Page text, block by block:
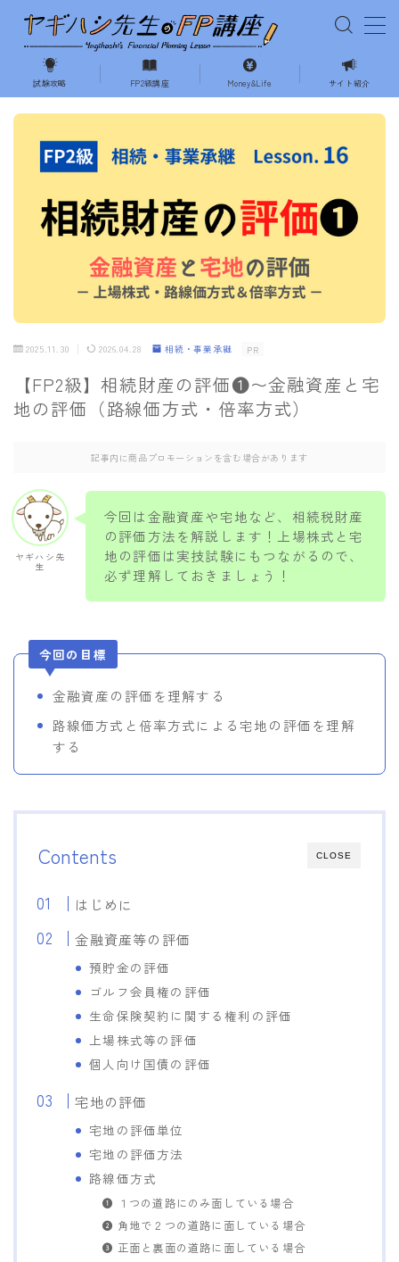
MENU
試験の攻略
相続・事業承継
ライフプランニング
Money&Life
試験攻略 FP2級講座 Money&Life サイト紹介
2025.11.30 2026.04.28 相続・事業承継 PR
【FP2級】相続財産の評価❶〜金融資産と宅
地の評価（路線価方式・倍率方式）
記事内に商品プロモーションを含む場合があります
ヤギハシ先
生
今回は金融資産や宅地など、相続税財産
の評価方法を解説します！上場株式と宅
地の評価は実技試験にもつながるので、
必ず理解しておきましょう！
今回の目標
金融資産の評価を理解する
路線価方式と倍率方式による宅地の評価を理解
する
CLOSE
Contents
はじめに
金融資産等の評価
預貯金の評価
ゴルフ会員権の評価
生命保険契約に関する権利の評価
上場株式等の評価
個人向け国債の評価
宅地の評価
宅地の評価単位
宅地の評価方法
路線価方式
１つの道路にのみ面している場合
角地で２つの道路に面している場合
正面と裏面の道路に面している場合